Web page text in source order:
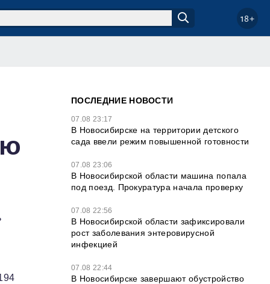
18+
ПОСЛЕДНИЕ НОВОСТИ
07.08 23:17
В Новосибирске на территории детского
сада ввели режим повышенной готовности
07.08 23:06
В Новосибирской области машина попала
под поезд. Прокуратура начала проверку
07.08 22:56
В Новосибирской области зафиксировали
рост заболевания энтеровирусной
инфекцией
07.08 22:44
В Новосибирске завершают обустройство